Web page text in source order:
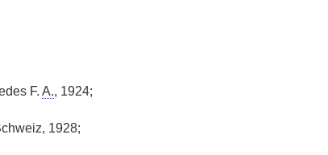
F. A., 1924;
1928;